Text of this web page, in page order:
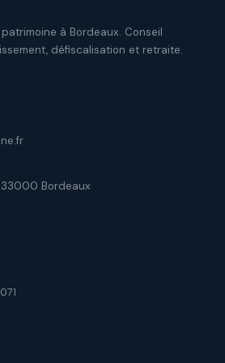
à Bordeaux. Conseil
défiscalisation et retraite.
33000 Bordeaux